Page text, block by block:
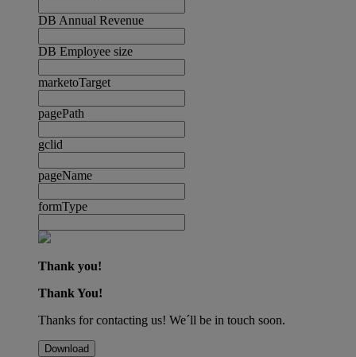
DB Annual Revenue
DB Employee size
marketoTarget
pagePath
gclid
pageName
formType
Thank you!
Thank You!
Thanks for contacting us! We´ll be in touch soon.
Download